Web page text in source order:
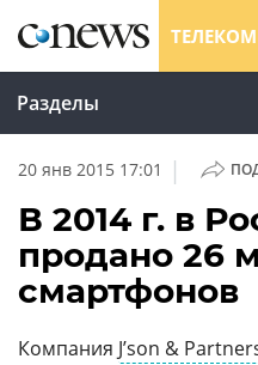
ТЕЛЕКОМ
Разделы
20 янв 2015 17:01 |
В 2014 г. в
продано 26
смартфонов
Компания J’son &